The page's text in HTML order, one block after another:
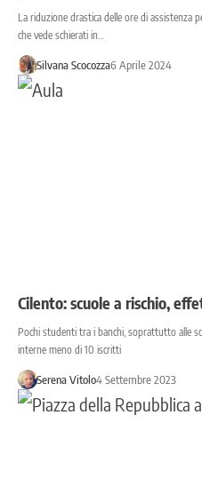
La riduzione drastica delle ore di assistenza
che vede schierati in…
Silvana Scocozza6 Aprile 2024
Cilento: scuole a rischio,
Pochi studenti tra i banchi, soprattutto alle
interne meno di 10 iscritti
Serena Vitolo4 Settembre 2023